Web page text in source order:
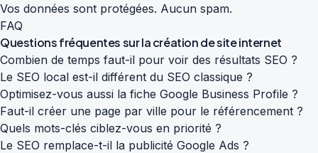
Vos données sont protégées. Aucun spam.
FAQ
Questions fréquentes sur lacréation de site internet
Combien de temps faut-il pour voir des résultats SEO ?
Le SEO local est-il différent du SEO classique ?
Optimisez-vous aussi la fiche Google Business Profile ?
Faut-il créer une page par ville pour le référencement ?
Quels mots-clés ciblez-vous en priorité ?
Le SEO remplace-t-il la publicité Google Ads ?